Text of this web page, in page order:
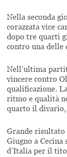
Nella seconda
corazzata vice
dopo tre quarti
contro una
Nell’ultima
vincere contro
qualificazione.
ritmo e qualità
quarto il divario,
Grande risultato
Giugno a
d’Italia per il